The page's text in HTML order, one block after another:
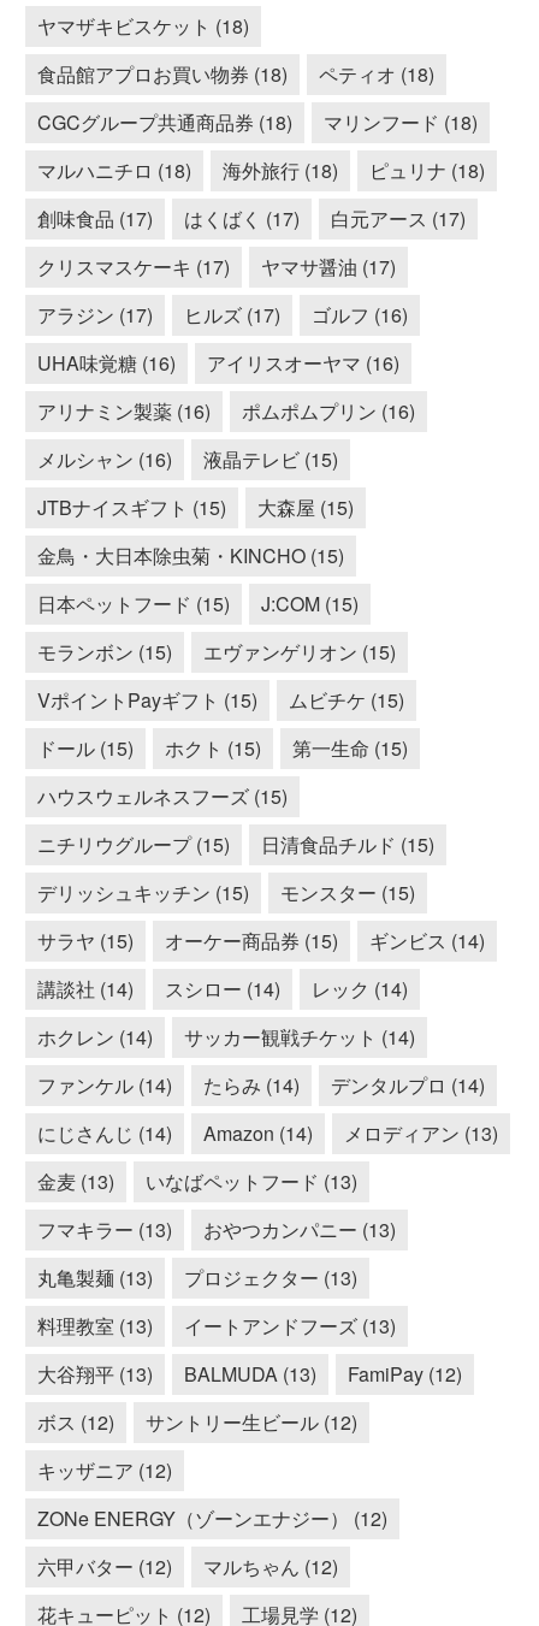
ヤマザキビスケット (18)
食品館アプロお買い物券 (18)
ペティオ (18)
CGCグループ共通商品券 (18)
マリンフード (18)
マルハニチロ (18)
海外旅行 (18)
ピュリナ (18)
創味食品 (17)
はくばく (17)
白元アース (17)
クリスマスケーキ (17)
ヤマサ醤油 (17)
アラジン (17)
ヒルズ (17)
ゴルフ (16)
UHA味覚糖 (16)
アイリスオーヤマ (16)
アリナミン製薬 (16)
ポムポムプリン (16)
メルシャン (16)
液晶テレビ (15)
JTBナイスギフト (15)
大森屋 (15)
金鳥・大日本除虫菊・KINCHO (15)
日本ペットフード (15)
J:COM (15)
モランボン (15)
エヴァンゲリオン (15)
VポイントPayギフト (15)
ムビチケ (15)
ドール (15)
ホクト (15)
第一生命 (15)
ハウスウェルネスフーズ (15)
ニチリウグループ (15)
日清食品チルド (15)
デリッシュキッチン (15)
モンスター (15)
サラヤ (15)
オーケー商品券 (15)
ギンビス (14)
講談社 (14)
スシロー (14)
レック (14)
ホクレン (14)
サッカー観戦チケット (14)
ファンケル (14)
たらみ (14)
デンタルプロ (14)
にじさんじ (14)
Amazon (14)
メロディアン (13)
金麦 (13)
いなばペットフード (13)
フマキラー (13)
おやつカンパニー (13)
丸亀製麺 (13)
プロジェクター (13)
料理教室 (13)
イートアンドフーズ (13)
大谷翔平 (13)
BALMUDA (13)
FamiPay (12)
ボス (12)
サントリー生ビール (12)
キッザニア (12)
ZONe ENERGY（ゾーンエナジー） (12)
六甲バター (12)
マルちゃん (12)
花キューピット (12)
工場見学 (12)